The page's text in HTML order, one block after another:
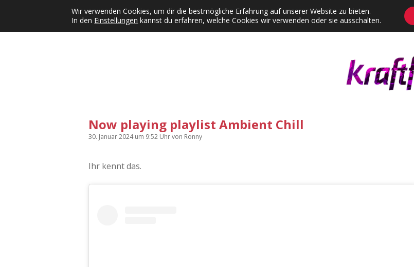
Kategorien Dropdown-Menü öffnen
KFMW-Disco Dates Instagrams Contact Adventskalender Dropdown-Menü öffnen
Now playing playlist Ambient Chill
30. Januar 2024um 9:52 Uhrvon Ronny
Ihr kennt das.
Wir verwenden Cookies, um dir die bestmögliche Erfahrung auf unserer Website zu bieten.
In den Einstellungen kannst du erfahren, welche Cookies wir verwenden oder sie ausschalten.